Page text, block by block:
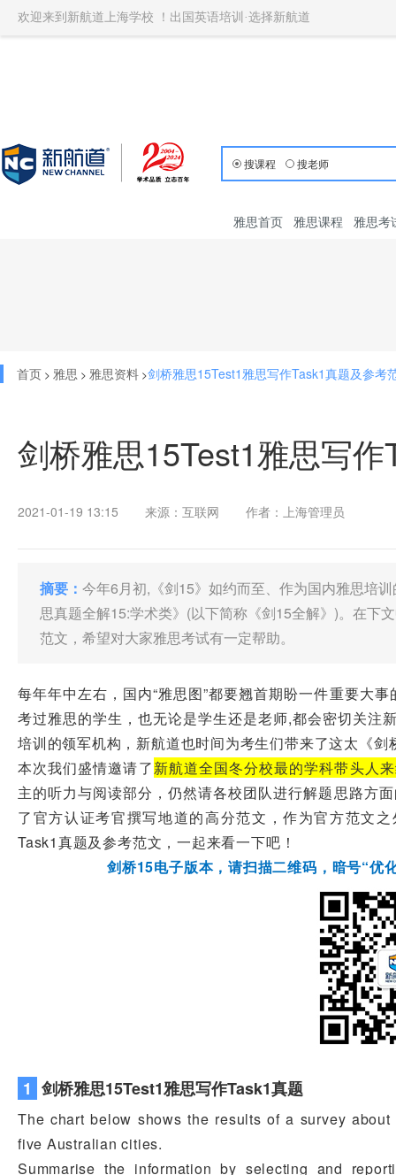
欢迎来到新航道上海学校 ！出国英语培训·选择新航道
搜课程 搜老师
雅思首页 雅思课程 雅思考
首页 > 雅思 > 雅思资料 >剑桥雅思15Test1雅思写作Task1真题及参考
剑桥雅思15Test1雅思写
2021-01-19 13:15 来源：互联网 作者：上海管理员
摘要： 今年6月初,《剑15》如约而至、作为国内雅思培
思真题全解15:学术类》(以下简称《剑15全解》)。在下
范文，希望对大家雅思考试有一定帮助。
每年年中左右，国内“雅思图”都要翘首期盼一件重要大
考过雅思的学生，也无论是学生还是老师,都会密切关注
培训的领军机构，新航道也时间为考生们带来了这太《
本次我们盛情邀请了新航道全国冬分校最的学科带头人
主的听力与阅读部分，仍然请各校团队进行解题思路方
了官方认证考官撰写地道的高分范文，作为官方范文
Task1真题及参考范文，一起来看一下吧！
剑桥15电子版本，请扫描二维码，暗号“优
1 剑桥雅思15Test1雅思写作Task1真题
The chart below shows the results of a survey
five Australian cities.
Summarise the information by selecting and